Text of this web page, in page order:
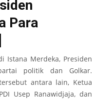
Para
Istana Merdeka, Presiden
politik dan Golkar.
antara lain, Ketua
Usep Ranawidjaja, dan